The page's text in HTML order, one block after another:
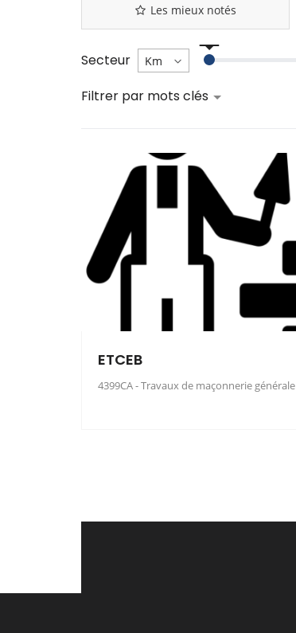
Les mieux notés
Secteur
Filtrer par mots clés
ETCEB
4399CA - Travaux de maçonnerie générale